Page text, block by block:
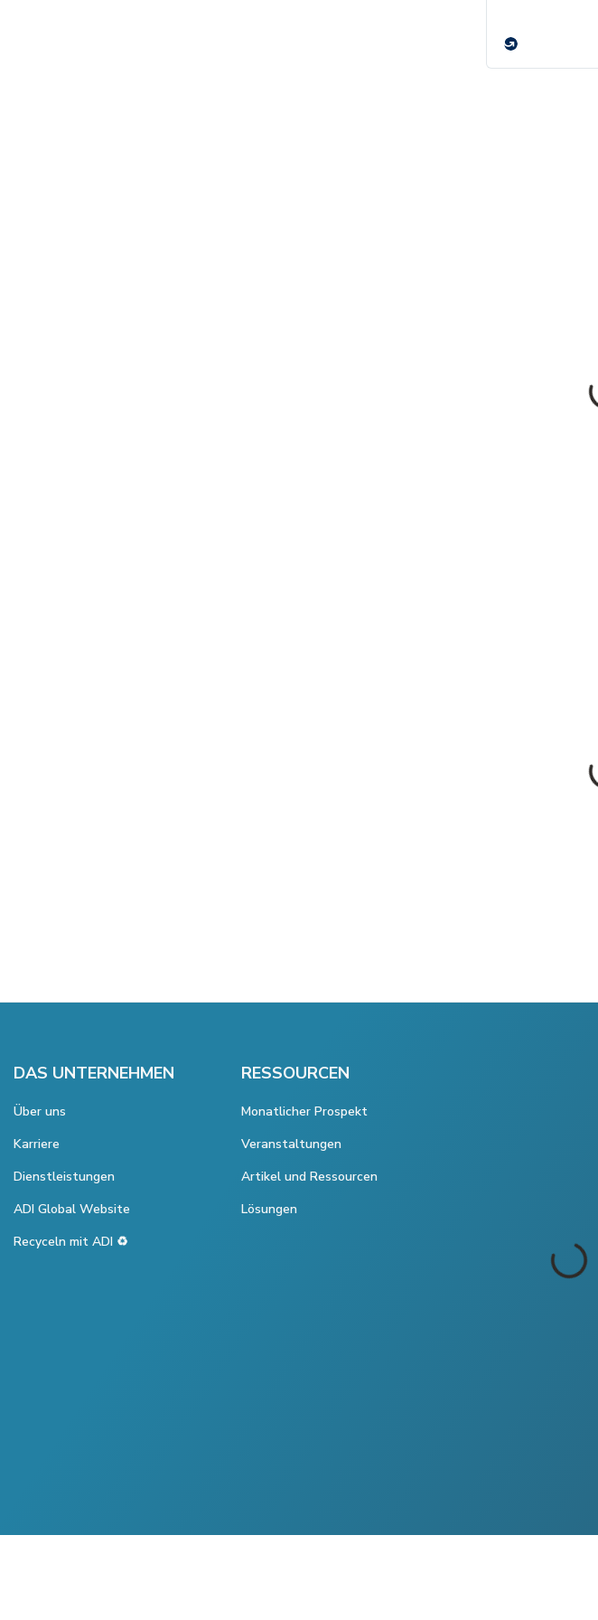
DAS UNTERNEHMEN
Über uns
Karriere
Dienstleistungen
ADI Global Website
Recyceln mit ADI ♻️
RESSOURCEN
Monatlicher Prospekt
Veranstaltungen
Artikel und Ressourcen
Lösungen